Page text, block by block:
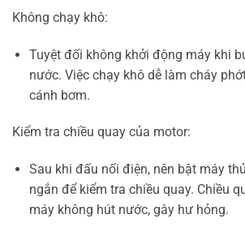
Không chạy khô:
Tuyệt đối không khởi động máy khi
nước. Việc chạy khô dễ làm cháy
cánh bơm.
Kiểm tra chiều quay của motor:
Sau khi đấu nối điện, nên bật máy
ngắn để kiểm tra chiều quay. Chiều
máy không hút nước, gây hư hỏng.